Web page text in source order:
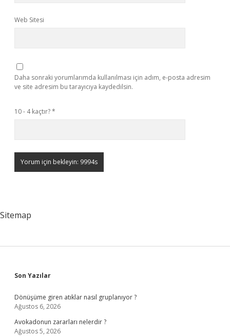
Web Sitesi
Daha sonraki yorumlarımda kullanılması için adım, e-posta adresim
ve site adresim bu tarayıcıya kaydedilsin.
10 - 4 kaçtır?*
Sitemap
Sidebar
Son Yazılar
Dönüşüme giren atıklar nasıl gruplanıyor ?
Ağustos 6, 2026
Avokadonun zararları nelerdir ?
Ağustos 5, 2026